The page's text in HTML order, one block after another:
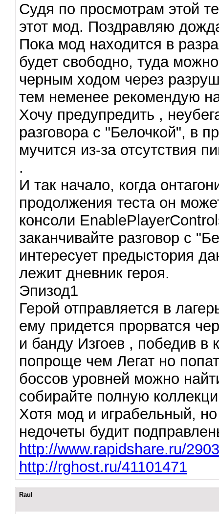
Судя по просмотрам этой
этот мод. Поздравляю
Пока мод находится в
будет свободно, туда
черным ходом через
тем неменее рекомендую
Хочу предупредить ,
разговора с "Белочкой", в
мучится из-за отсутствия
.
И так начало, когда
продолжения теста он
консоли
заканчивайте разговор с
интересует предыстория
лежит дневник героя.
Эпизод1
Герой отправляется в
ему придется прорватся
и банду Изгоев , победив в
попроще чем Легат но
боссов уровней можно
собирайте полную
Хотя мод и играбельный,
недочеты будит
http://www.rapidshare.ru/
http://rghost.ru/41101471
Raul